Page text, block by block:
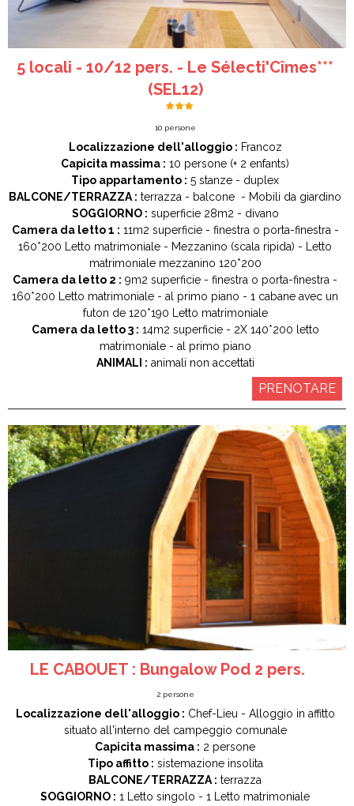
5 locali - 10/12 pers. - Le Sélecti'Cîmes***
(SEL12)
10 persone
Localizzazione dell'alloggio : Francoz
Capicita massima : 10 persone (+ 2 enfants)
Tipo appartamento : 5 stanze
duplex
BALCONE/TERRAZZA : terrazza balcone
Mobili da giardino
SOGGIORNO : superficie 28m2
divano
Camera da letto 1 : 11m2 superficie
finestra o porta-finestra
160*200
Letto matrimoniale Mezzanino (scala ripida)
Letto
matrimoniale mezzanino 120*200
Camera da letto 2 : 9m2 superficie
finestra o porta-finestra
160*200
Letto matrimoniale al primo piano
1 cabane avec un
futon de 120*190
Letto matrimoniale
Camera da letto 3 : 14m2 superficie 2X 140*200 letto
matrimoniale
al primo piano
ANIMALI : animali non accettati
PRENOTARE
LE CABOUET : Bungalow Pod 2 pers.
2 persone
Localizzazione dell'alloggio : Chef-Lieu
Alloggio in affitto
situato all'interno del campeggio comunale
Capicita massima : 2 persone
Tipo affitto : sistemazione insolita
BALCONE/TERRAZZA : terrazza
SOGGIORNO : 1 Letto singolo 1 Letto matrimoniale